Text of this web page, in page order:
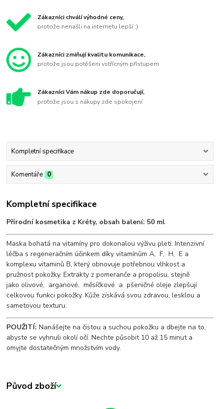
Zákazníci chválí výhodné ceny,
protože nenašli na internetu lepší :)
Zákazníci zmiňují kvalitu komunikace,
protože jsou potěšeni vstřícným přístupem
Zákazníci Vám nákup zde doporučují,
protože jsou s nákupy zde spokojení
Kompletní specifikace
Komentáře 0
Kompletní specifikace
Přírodní kosmetika z Kréty, obsah balení: 50 ml
Maska bohatá na vitamíny pro dokonalou výživu pleti. Intenzivní
léčba s regeneračním účinkem díky vitamínům A, F, H, E a
komplexu vitaminů B, který obnovuje potřebnou vlhkost a
pružnost pokožky. Extrakty z pomeranče a propolisu, stejně
jako olivové, arganové, měsíčkové a pšeničné oleje zlepšují
celkovou funkci pokožky. Kůže získává svou zdravou, lesklou a
sametovou texturu.
POUŽITÍ: Nanášejte na čistou a suchou pokožku a dbejte na to,
abyste se vyhnuli okolí očí. Nechte působit 10 až 15 minut a
omyjte dostatečným množstvím vody.
Původ zboží